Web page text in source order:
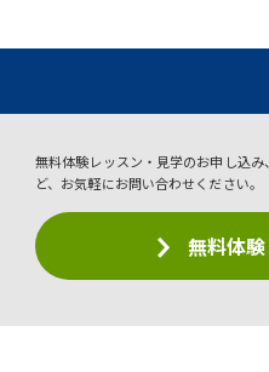
無料体験レッスン・見学のお申し込
ど、お気軽にお問い合わせください。
無料体